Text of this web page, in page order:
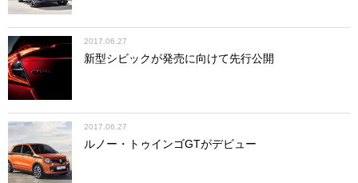
2017.06.27
新型シビックが発売に向けて先行公開
2017.06.27
ルノー・トゥインゴGTがデビュー